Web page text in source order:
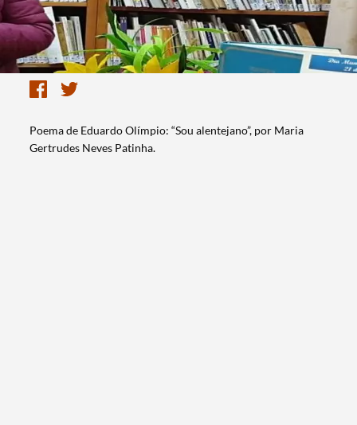
Poema de Eduardo Olímpio: “Sou alentejano”, por Maria
Gertrudes Neves Patinha.